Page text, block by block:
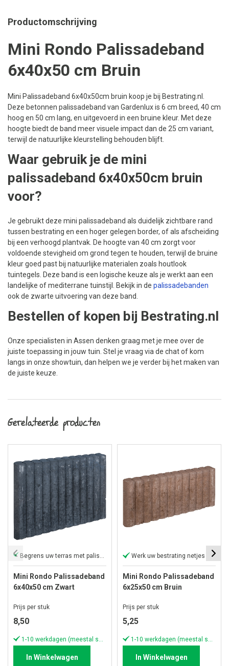
Productomschrijving
Mini Rondo Palissadeband
6x40x50 cm Bruin
Mini Palissadeband 6x40x50cm bruin koop je bij Bestrating.nl.
Deze betonnen palissadeband van Gardenlux is 6 cm breed, 40 cm
hoog en 50 cm lang, en uitgevoerd in een bruine kleur. Met deze
hoogte biedt de band meer visuele impact dan de 25 cm variant,
terwijl de natuurlijke kleurstelling behouden blijft.
Waar gebruik je de mini
palissadeband 6x40x50cm bruin
voor?
Je gebruikt deze mini palissadeband als duidelijk zichtbare rand
tussen bestrating en een hoger gelegen border, of als afscheiding
bij een verhoogd plantvak. De hoogte van 40 cm zorgt voor
voldoende stevigheid om grond tegen te houden, terwijl de bruine
kleur goed past bij natuurlijke materialen zoals houtlook
tuintegels. Deze band is een logische keuze als je werkt aan een
landelijke of mediterrane tuinstijl. Bekijk in de palissadebanden
ook de zwarte uitvoering van deze band.
Bestellen of kopen bij Bestrating.nl
Onze specialisten in Assen denken graag met je mee over de
juiste toepassing in jouw tuin. Stel je vraag via de chat of kom
langs in onze showtuin, dan helpen we je verder bij het maken van
de juiste keuze.
Gerelateerde producten
Begrens uw terras met palissadebanden
Mini Rondo Palissadeband
6x40x50 cm Zwart
Prijs per stuk
8,50
In Winkelwagen
Werk uw bestrating netjes af
Mini Rondo Palissadeband
6x25x50 cm Bruin
Prijs per stuk
5,25
In Winkelwagen